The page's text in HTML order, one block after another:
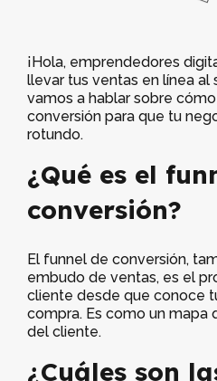
¡Hola, emprendedores
llevar tus ventas en línea al
vamos a hablar sobre
conversión para que tu
rotundo.
¿Qué es el
conversión?
El funnel de conversión,
embudo de ventas, es el
cliente desde que conoce
compra. Es como un mapa
del cliente.
¿Cuáles son